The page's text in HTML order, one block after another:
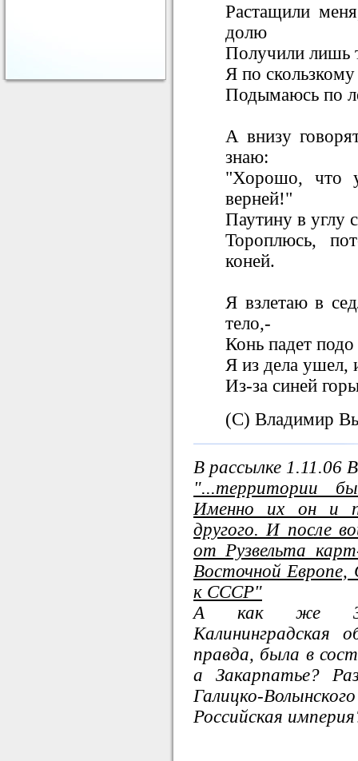
Растащили
долю
Получили лишь
Я по
Подымаюсь по
А внизу
знаю:
"Хорошо, что
верней!"
Паутину в углу
Тороплюсь,
коней.
Я взлетаю в
тело,-
Конь падет
Я из дела ушел,
Из-за синей
(С) Владимир
В рассылке 1.11.06
"...территории
Именно их он и
другого. И после
от Рузвельта
Восточной Европе,
к СССР"
А как же
Калининградская
правда, была в
а Закарпатье?
Галицко-
Российская